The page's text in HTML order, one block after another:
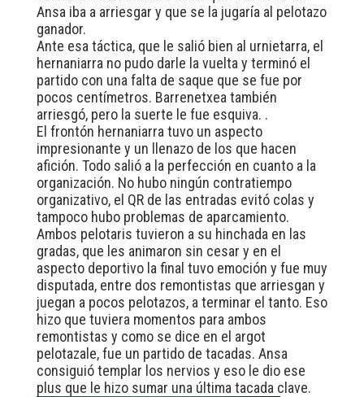
Ansa iba a arriesgar y que se la jugaría al pelotazo
ganador.
Ante esa táctica, que le salió bien al urnietarra, el
hernaniarra no pudo darle la vuelta y terminó el
partido con una falta de saque que se fue por
pocos centímetros. Barrenetxea también
arriesgó, pero la suerte le fue esquiva. .
El frontón hernaniarra tuvo un aspecto
impresionante y un llenazo de los que hacen
afición. Todo salió a la perfección en cuanto a la
organización. No hubo ningún contratiempo
organizativo, el QR de las entradas evitó colas y
tampoco hubo problemas de aparcamiento.
Ambos pelotaris tuvieron a su hinchada en las
gradas, que les animaron sin cesar y en el
aspecto deportivo la final tuvo emoción y fue muy
disputada, entre dos remontistas que arriesgan y
juegan a pocos pelotazos, a terminar el tanto. Eso
hizo que tuviera momentos para ambos
remontistas y como se dice en el argot
pelotazale, fue un partido de tacadas. Ansa
consiguió templar los nervios y eso le dio ese
plus que le hizo sumar una última tacada clave.